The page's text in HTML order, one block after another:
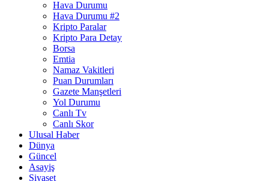
Hava Durumu
Hava Durumu #2
Kripto Paralar
Kripto Para Detay
Borsa
Emtia
Namaz Vakitleri
Puan Durumları
Gazete Manşetleri
Yol Durumu
Canlı Tv
Canlı Skor
Ulusal Haber
Dünya
Güncel
Asayiş
Siyaset